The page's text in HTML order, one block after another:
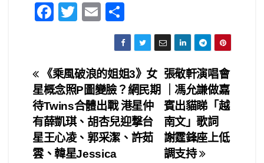
F
e
b
o
o
k
T
er
E
m
ail
h
ar
e
文
章
導
覽
張敬軒演唱會
｜馮允謙做嘉
賓出貓睇「越
南文」歌詞
謝霆鋒座上低
調支持
《乘風破浪的姐姐3》女
星概念照P圖變臉？網民期
待Twins合體出戰 港星仲
有薛凱琪、胡杏兒迎撃台
星王心凌、郭采潔、許茹
雲、韓星Jessica